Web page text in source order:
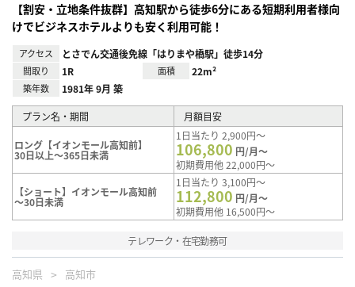
【割安・立地条件抜群】高知駅から徒歩6分にある短期利用者様向
けでビジネスホテルよりも安く利用可能！
アクセス とさでん交通後免線「はりまや橋駅」徒歩14分
間取り 1R 面積 22m²
築年数 1981年 9月 築
プラン名・期間 月額目安
ロング【イオンモール高知前】
30日以上～365日未満
1日当たり 2,900円～
106,800 円/月～
初期費用他 22,000円～
【ショート】イオンモール高知前
～30日未満
1日当たり 3,100円～
112,800 円/月～
初期費用他 16,500円～
テレワーク・在宅勤務可
高知県 高知市